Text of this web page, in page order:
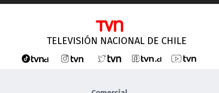
TELEVISIÓN NACIONAL DE CHILE